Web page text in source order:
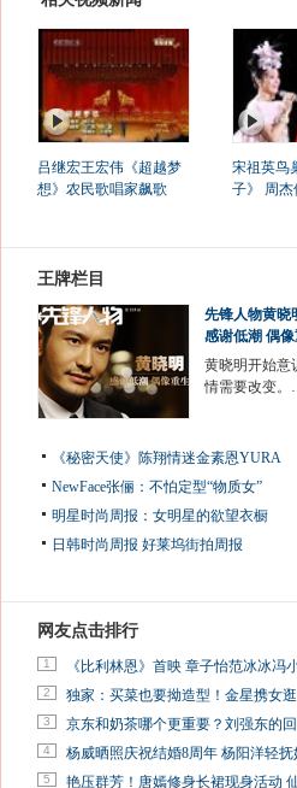
吕继宏王宏伟《超越梦
想》农民歌唱家飙歌
宋祖英鸟
子》 周杰
王牌栏目
先锋人物黄晓
感谢低潮 偶
黄晓明开始意
情需要改变
《秘密天使》陈翔情迷金素恩YURA
NewFace张俪：不怕定型“物质女”
明星时尚周报：女明星的欲望衣橱
日韩时尚周报 好莱坞街拍周报
网友点击排行
1 《比利林恩》首映 章子怡范冰冰冯
2 独家：买菜也要拗造型！金星携女
3 京东和奶茶哪个更重要？刘强东的回
4 杨威晒照庆祝结婚8周年 杨阳洋轻
5 艳压群芳！唐嫣修身长裙现身活动